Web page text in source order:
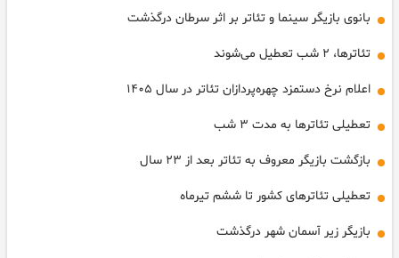
بانوی بازیگر سینما و تئاتر بر اثر سرطان درگذشت
تئاترها، ٢ شب تعطیل می‌شوند
اعلام نرخ دستمزد چهره‌پردازان تئاتر در سال ۱۴۰۵
تعطیلی تئاترها به مدت ٣ شب
بازگشت بازیگر معروف به تئاتر بعد از ۲۳ سال
تعطیلی تئاترهای کشور تا ششم تیرماه
بازیگر زیر آسمان شهر درگذشت